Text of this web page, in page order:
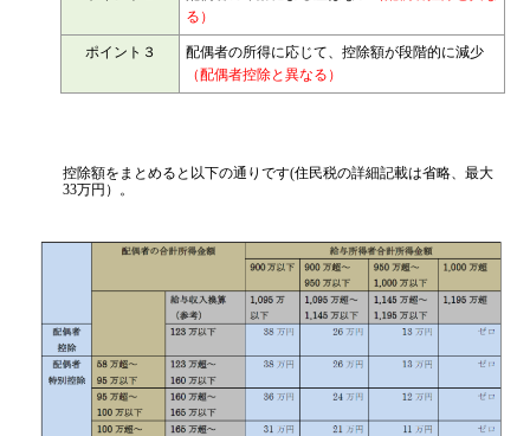
配偶者の年齢による差はない
る）
配偶者の所得に応じて、控除額が段階的に減少
（配偶者控除と異なる）
控除額をまとめると以下の通りです(住民税の詳細記載は省略、最大